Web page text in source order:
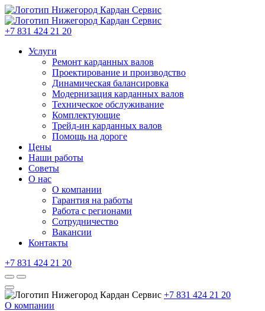
+7 831 424 21 20
Услуги
Ремонт карданных валов
Проектирование и производство
Динамическая балансировка
Модернизация карданных валов
Техническое обслуживание
Комплектующие
Трейд-ин карданных валов
Помощь на дороге
Цены
Наши работы
Советы
О нас
О компании
Гарантия на работы
Работа с регионами
Сотрудничество
Вакансии
Контакты
+7 831 424 21 20
+7 831 424 21 20
О компании